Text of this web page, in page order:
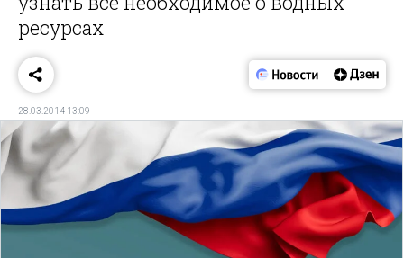
ресурсах
28.03.2014 13:09